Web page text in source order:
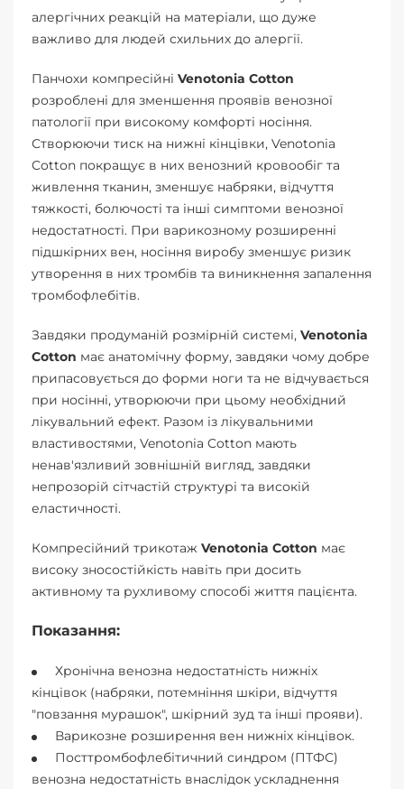
алергічних реакцій на матеріали, що дуже
важливо для людей схильних до алергії.
Панчохи компресійні Venotonia Cotton
розроблені для зменшення проявів венозної
патології при високому комфорті носіння.
Створюючи тиск на нижні кінцівки, Venotonia
Cotton покращує в них венозний кровообіг та
живлення тканин, зменшує набряки, відчуття
тяжкості, болючості та інші симптоми венозної
недостатності. При варикозному розширенні
підшкірних вен, носіння виробу зменшує ризик
утворення в них тромбів та виникнення запалення
тромбофлебітів.
Завдяки продуманій розмірній системі, Venotonia
Cotton має анатомічну форму, завдяки чому добре
припасовується до форми ноги та не відчувається
при носінні, утворюючи при цьому необхідний
лікувальний ефект. Разом із лікувальними
властивостями, Venotonia Cotton мають
ненав'язливий зовнішній вигляд, завдяки
непрозорій сітчастій структурі та високій
еластичності.
Компресійний трикотаж Venotonia Cotton має
високу зносостійкість навіть при досить
активному та рухливому способі життя пацієнта.
Показання:
Хронічна венозна недостатність нижніх
кінцівок (набряки, потемніння шкіри, відчуття
"повзання мурашок", шкірний зуд та інші прояви).
Варикозне розширення вен нижніх кінцівок.
Посттромбофлебітичний синдром (ПТФС)
венозна недостатність внаслідок ускладнення